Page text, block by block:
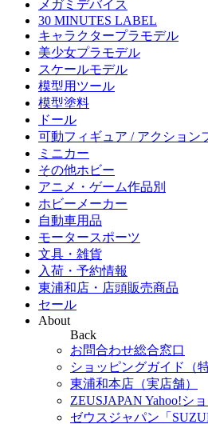
メガミデバイス
30 MINUTES LABEL
キャラクタープラモデル
美少女プラモデル
スケールモデル
模型用ツール
模型塗料
ドール
可動フィギュア / アクション
ミニカー
その他ホビー
アニメ・ゲーム作品別
ホビーメーカー
自動車用品
モータースポーツ
文具・雑貨
入荷・予約情報
東浦和店・店頭販売商品
セール
About
Back
お問合わせ総合窓口
ショッピングガイド（
東浦和本店（実店舗）
ZEUSJAPAN Yahoo!シ
ゼウスジャパン「